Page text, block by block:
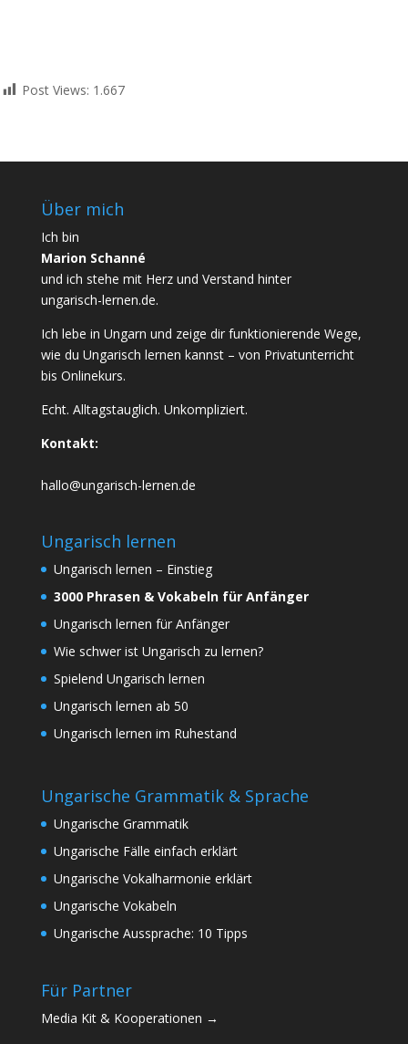
Post Views: 1.667
Über mich
Ich bin
Marion Schanné
und ich stehe mit Herz und Verstand hinter
ungarisch-lernen.de.
Ich lebe in Ungarn und zeige dir funktionierende Wege,
wie du Ungarisch lernen kannst – von Privatunterricht
bis Onlinekurs.
Echt. Alltagstauglich. Unkompliziert.
Kontakt:
hallo@ungarisch-lernen.de
Ungarisch lernen
Ungarisch lernen – Einstieg
3000 Phrasen & Vokabeln für Anfänger
Ungarisch lernen für Anfänger
Wie schwer ist Ungarisch zu lernen?
Spielend Ungarisch lernen
Ungarisch lernen ab 50
Ungarisch lernen im Ruhestand
Ungarische Grammatik & Sprache
Ungarische Grammatik
Ungarische Fälle einfach erklärt
Ungarische Vokalharmonie erklärt
Ungarische Vokabeln
Ungarische Aussprache: 10 Tipps
Für Partner
Media Kit & Kooperationen →